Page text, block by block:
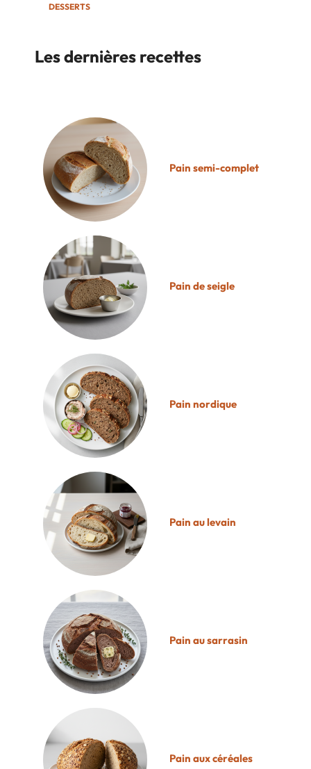
DESSERTS
Les dernières recettes
Pain semi-complet
Pain de seigle
Pain nordique
Pain au levain
Pain au sarrasin
Pain aux céréales